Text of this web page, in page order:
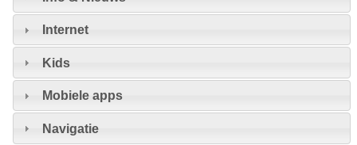
Internet
Kids
Mobiele apps
Navigatie